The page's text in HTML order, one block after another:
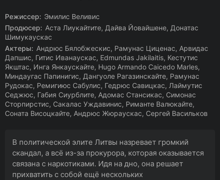
Режиссер: Эмилис Веливис
Продюсер: Аста Лиукайтите, Дайва Йовайшене, Донатас
Шимукаускас
Актеры: Андрюс Бялобжескис, Рамунас Циценас, Арвидас
Дапшис, Гитис Иванаускас, Edmundas Jakilaitis, Кестутис
Якштас, Инга Янкаускайте, Hugo Armando Caicedo Marles,
Миндаугас Папинигис, Дангуоле Рагазинскайте, Рамунас
Рудокас, Ремигиюс Сабулис, Гедрюс Савицкас, Лаймутис
Седжюс, Габия Сиурблите, Адомас Стансикас, Симонас
Сторпирстис, Сакалас Уждавинис, Риманте Валюкайте,
Соната Висоцкайте, Андрюс Жюраускас, Сергей Васильков
В политической элите Литвы назревает громкий
скандал, а всё из-за прокурора, которая оказывается
связана с наркотиками. Идя на дно, она решает
прихватить с собой ещё нескольких